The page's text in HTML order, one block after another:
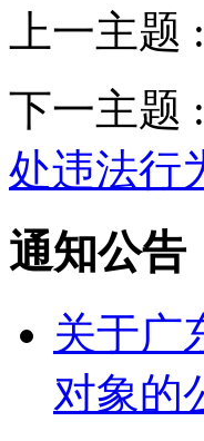
上一主题 :
下一主题 :
处违法行
通知公告
关于广
对象的